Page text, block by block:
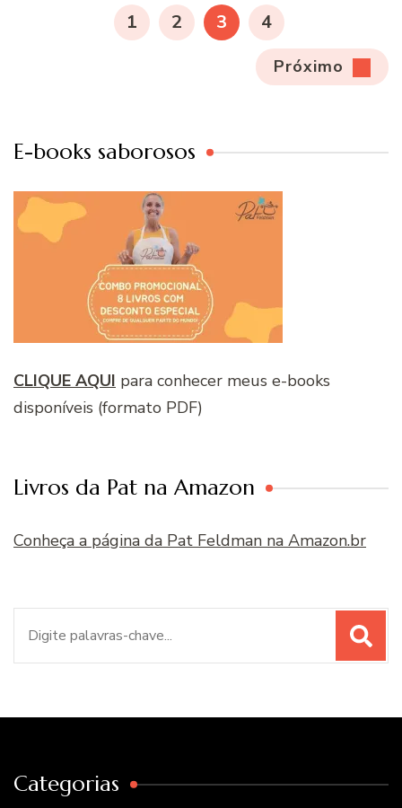
PÁGINA
1 PÁGINA
2 PÁGINA
3 PÁGINA
4
Próximo
E-books saborosos
CLIQUE AQUI para conhecer meus e-books
disponíveis (formato PDF)
Livros da Pat na Amazon
Conheça a página da Pat Feldman na Amazon.br
Categorias